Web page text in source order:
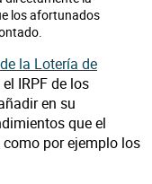
los afortunados
la Lotería de
IRPF de los
en su
que el
por ejemplo los